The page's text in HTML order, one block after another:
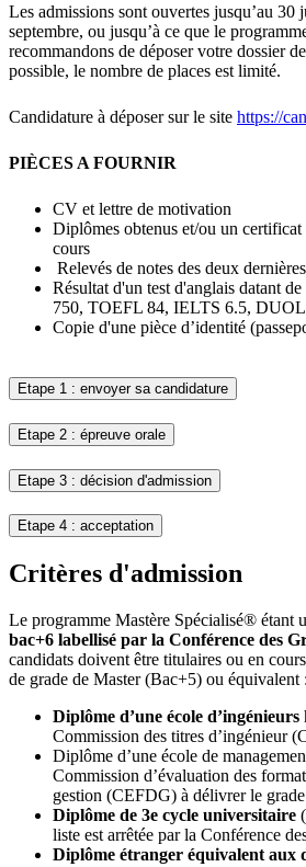
Les admissions sont ouvertes jusqu’au 30
septembre, ou jusqu’à ce que le
recommandons de déposer votre dossier
possible, le nombre de places est limité.
Candidature à déposer sur le site https://
PIÈCES A FOURNIR
CV et lettre de motivation
Diplômes obtenus et/ou un certificat
cours
Relevés de notes des deux
Résultat d'un test d'anglais datant
750, TOEFL 84, IELTS 6.5,
Copie d'une pièce d’identité
Etape 1 : envoyer sa candidature
Etape 2 : épreuve orale
Etape 3 : décision d'admission
Etape 4 : acceptation
Critères d'admission
Le programme Mastère Spécialisé® étant
bac+6 labellisé par la Conférence des
candidats doivent être titulaires ou en
de grade de Master (Bac+5) ou équivalent :
Diplôme d’une école d’ingénieurs
Commission des titres d’ingénieur
Diplôme d’une école de
Commission d’évaluation des
gestion (CEFDG) à délivrer le
Diplôme de 3e cycle universitaire
liste est arrêtée par la Conférence
Diplôme étranger équivalent aux